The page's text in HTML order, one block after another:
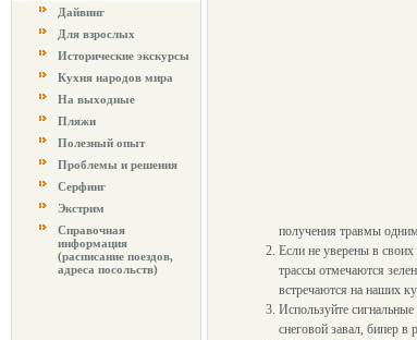
Дайвинг
Для взрослых
Исторические экскурсы
Кухня народов мира
На выходные
Пляжи
Полезный опыт
Проблемы и решения
Серфинг
Экстрим
Справочная
информация
(расписание поездов,
адреса посольств)
получения травмы
Если не уверены в своих
трассы отмечаются
встречаются на наших
Используйте
снеговой завал, бипер